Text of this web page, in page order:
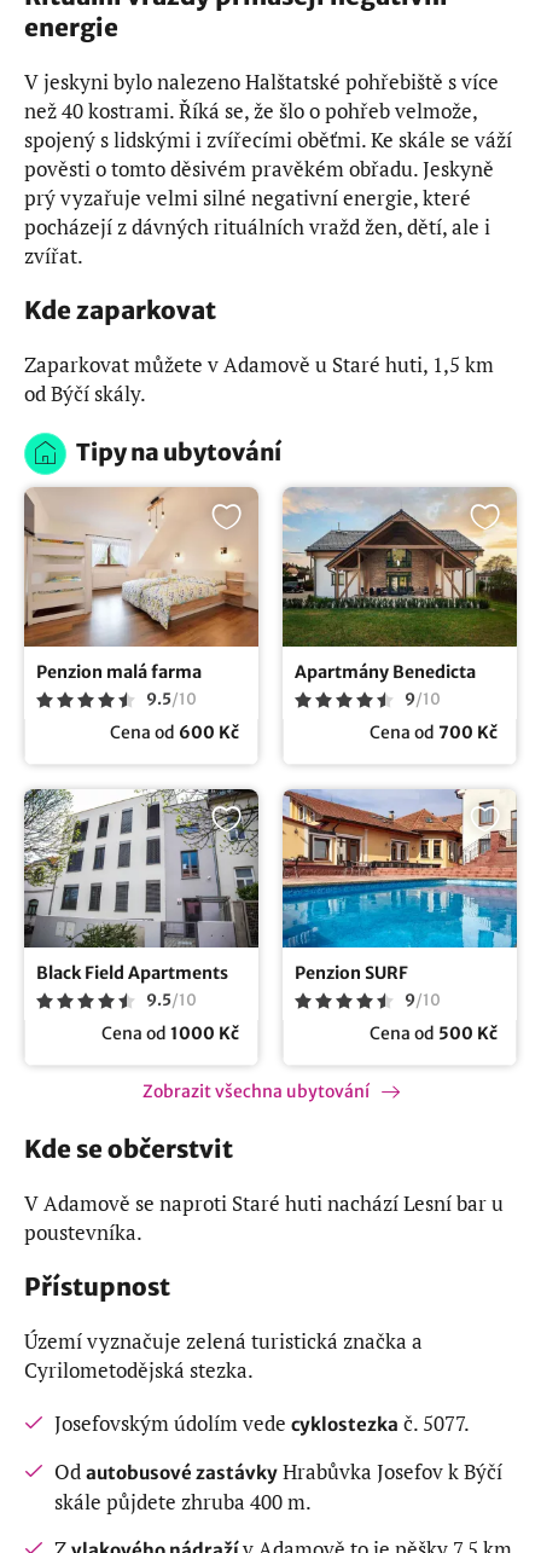
energie
V jeskyni bylo nalezeno Halštatské pohřebiště s více
než 40 kostrami. Říká se, že šlo o pohřeb velmože,
spojený s lidskými i zvířecími oběťmi. Ke skále se váží
pověsti o tomto děsivém pravěkém obřadu. Jeskyně
prý vyzařuje velmi silné negativní energie, které
pocházejí z dávných rituálních vražd žen, dětí, ale i
zvířat.
Kde zaparkovat
Zaparkovat můžete v Adamově u Staré huti, 1,5 km
od Býčí skály.
Tipy na ubytování
Penzion malá farma
9.5/10
Cena od 600 Kč
Apartmány Benedicta
9/10
Cena od 700 Kč
Black Field Apartments
9.5/10
Cena od 1000 Kč
Penzion SURF
9/10
Cena od 500 Kč
Zobrazit všechna ubytování
Kde se občerstvit
V Adamově se naproti Staré huti nachází Lesní bar u
poustevníka.
Přístupnost
Území vyznačuje zelená turistická značka a
Cyrilometodějská stezka.
Josefovským údolím vede cyklostezka č. 5077.
Od autobusové zastávky Hrabůvka Josefov k Býčí
skále půjdete zhruba 400 m.